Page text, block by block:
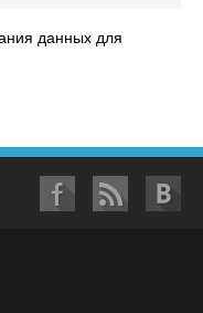
данных для